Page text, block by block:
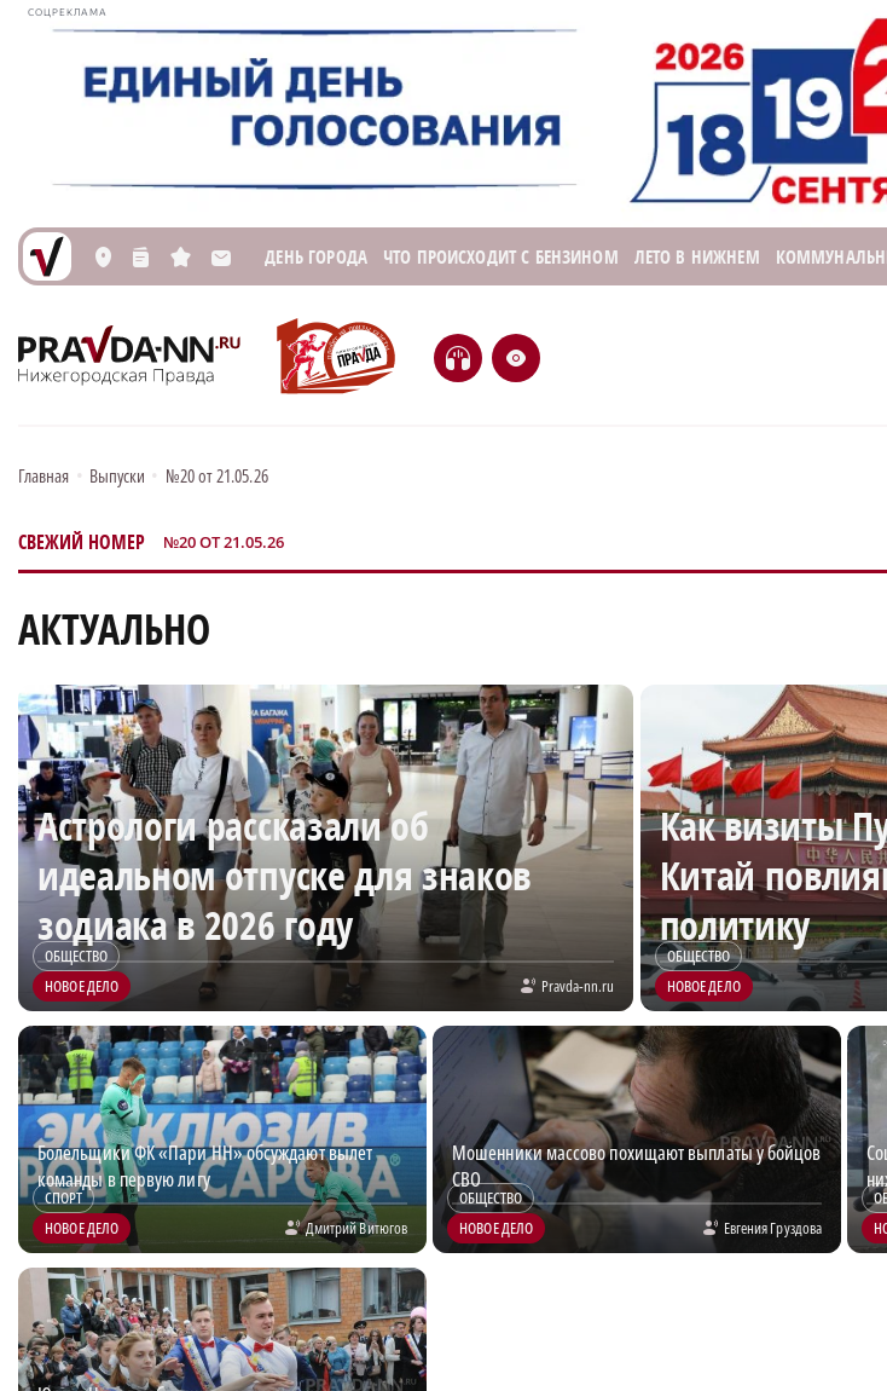
СОЦРЕКЛАМА
L n s M ДЕНЬ ГОРОДА ЧТО ПРОИСХОДИТ С БЕНЗИНОМ ЛЕТО В НИЖНЕМ
H e
Главная • Выпуски • №20 от 21.05.26
СВЕЖИЙ НОМЕР №20 ОТ 21.05.26
АКТУАЛЬНО
Астрологи рассказали об
идеальном отпуске для знаков
зодиака в 2026 году
НОВОЕ ДЕЛО
ОБЩЕСТВО
Pravda-nn.ru
Как визиты
Китай
политику
НОВОЕ ДЕЛО
ОБЩЕСТВО
Болельщики ФК «Пари НН» обсуждают вылет
команды в первую лигу
НОВОЕ ДЕЛО
СПОРТ
Дмитрий Витюгов
Мошенники массово похищают выплаты у бойцов
СВО
НОВОЕ ДЕЛО
ОБЩЕСТВО
Евгения Груздова